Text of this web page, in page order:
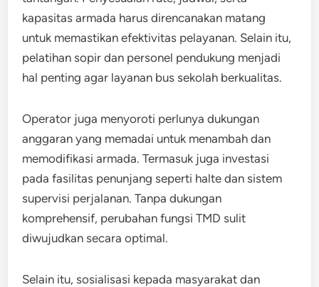
kapasitas armada harus direncanakan matang
untuk memastikan efektivitas pelayanan. Selain itu,
pelatihan sopir dan personel pendukung menjadi
hal penting agar layanan bus sekolah berkualitas.
Operator juga menyoroti perlunya dukungan
anggaran yang memadai untuk menambah dan
memodifikasi armada. Termasuk juga investasi
pada fasilitas penunjang seperti halte dan sistem
supervisi perjalanan. Tanpa dukungan
komprehensif, perubahan fungsi TMD sulit
diwujudkan secara optimal.
Selain itu, sosialisasi kepada masyarakat dan